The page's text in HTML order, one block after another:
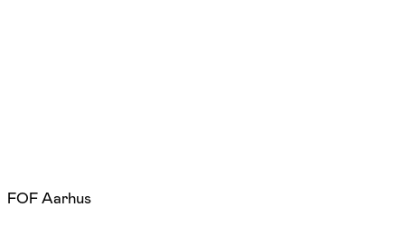
FOF Aarhus